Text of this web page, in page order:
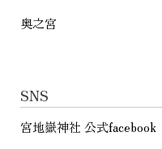
奥之宮
SNS
宮地嶽神社 公式facebook